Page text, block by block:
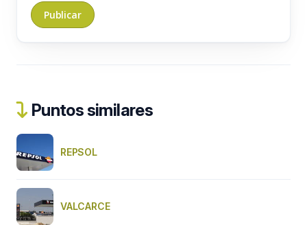
Puntos similares
REPSOL
VALCARCE